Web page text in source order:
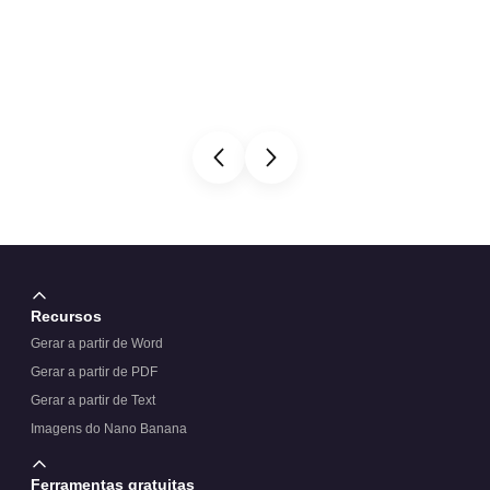
Recursos
Gerar a partir de Word
Gerar a partir de PDF
Gerar a partir de Text
Imagens do Nano Banana
Ferramentas gratuitas